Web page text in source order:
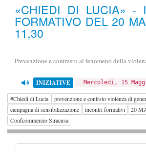
«CHIEDI DI LUCIA» -
FORMATIVO DEL 20
11,30
Prevenzione e contrasto al fenomeno della
INIZIATIVE Mercoledì, 15
#Chiedi di Lucia
prevenzione e contrsto violenza di
campagna di sensibilizzazione
incontri formativi
20
Confcommercio Siracusa